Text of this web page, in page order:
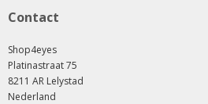
Contact
Shop4eyes
Platinastraat 75
8211 AR Lelystad
Nederland